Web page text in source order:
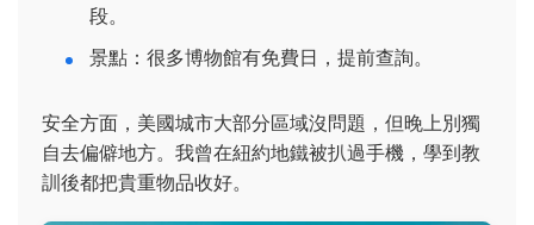
段。
景點：很多博物館有免費日，提前查詢。
安全方面，美國城市大部分區域沒問題，但晚上別獨
自去偏僻地方。我曾在紐約地鐵被扒過手機，學到教
訓後都把貴重物品收好。